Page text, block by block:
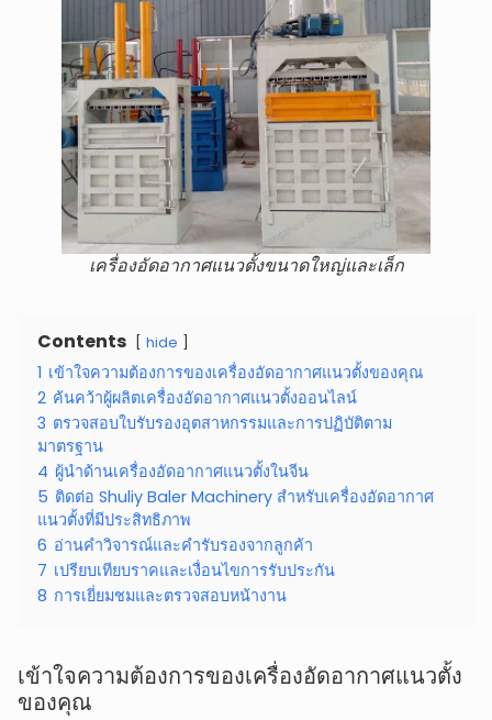
เครื่องอัดอากาศแนวตั้งขนาดใหญ่และเล็ก
Contents hide
1 เข้าใจความต้องการของเครื่องอัดอากาศแนวตั้งของคุณ
2 ค้นคว้าผู้ผลิตเครื่องอัดอากาศแนวตั้งออนไลน์
3 ตรวจสอบใบรับรองอุตสาหกรรมและการปฏิบัติตาม
มาตรฐาน
4 ผู้นำด้านเครื่องอัดอากาศแนวตั้งในจีน
5 ติดต่อ Shuliy Baler Machinery สำหรับเครื่องอัดอากาศ
แนวตั้งที่มีประสิทธิภาพ
6 อ่านคำวิจารณ์และคำรับรองจากลูกค้า
7 เปรียบเทียบราคและเงื่อนไขการรับประกัน
8 การเยี่ยมชมและตรวจสอบหน้างาน
เข้าใจความต้องการของเครื่องอัดอากาศแนวตั้ง
ของคุณ